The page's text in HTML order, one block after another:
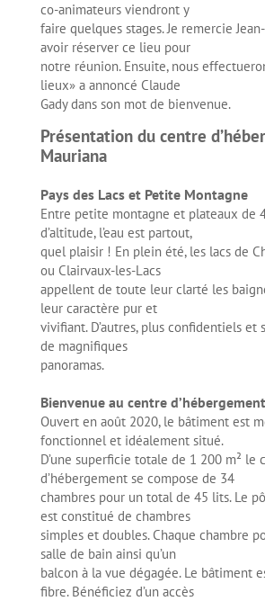
co-animateurs viendront y
faire quelques stages. Je remercie
avoir réserver ce lieu pour
notre réunion. Ensuite, nous
lieux» a annoncé Claude
Gady dans son mot de bienvenue.
Présentation du centre
Mauriana
Pays des Lacs et Petite Montagne
Entre petite montagne et plateaux de
d’altitude, l’eau est partout,
quel plaisir ! En plein été, les lacs de
ou Clairvaux-les-Lacs
appellent de toute leur clarté les
leur caractère pur et
vivifiant. D’autres, plus confidentiels et
de magnifiques
panoramas.
Bienvenue au centre
Ouvert en août 2020, le bâtiment est
fonctionnel et idéalement situé.
D’une superficie totale de 1 200 m² le
d’hébergement se compose de 34
chambres pour un total de 45 lits. Le
est constitué de chambres
simples et doubles. Chaque chambre
salle de bain ainsi qu’un
balcon à la vue dégagée. Le bâtiment
fibre. Bénéficiez d’un accès